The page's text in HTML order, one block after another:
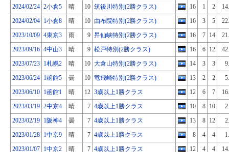
2024/02/24 2小倉5 晴 10 筑後川特別(2勝クラス) 16 1 2
2024/02/04 1小倉8 晴 10 由布院特別(2勝クラス) 16 3 5
2023/10/09 4東京3 雨 9 昇仙峡特別(2勝クラス) 16 7 14
2023/09/16 4中山3 晴 9 松戸特別(2勝クラス) 16 6 12
2023/07/23 1札幌2 晴 10 大倉山特別(2勝クラス) 14 3 3
2023/06/24 1函館5 曇 10 竜飛崎特別(2勝クラス) 13 2 2
2023/06/10 1函館1 晴 12 3歳以上1勝クラス 12 6 7
2023/03/19 2中京4 晴 7 4歳以上1勝クラス 10 8 10
2023/02/19 1阪神4 曇 7 4歳以上1勝クラス 13 8 12
2023/01/28 1中京9 晴 7 4歳以上1勝クラス 8 4 4
2023/01/07 1中京2 晴 7 4歳以上1勝クラス 12 4 4